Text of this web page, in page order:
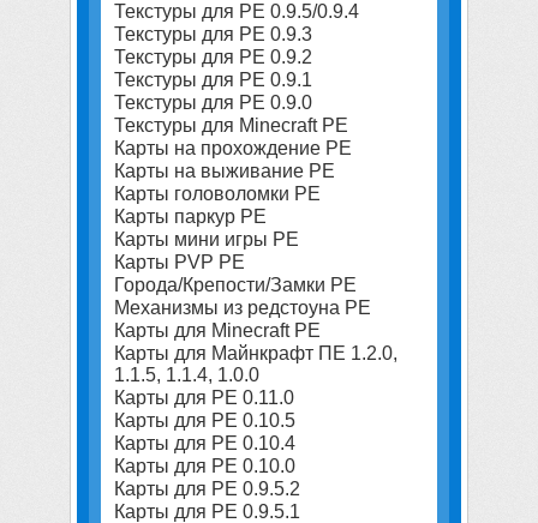
Текстуры для PE 0.9.5/0.9.4
Текстуры для PE 0.9.3
Текстуры для PE 0.9.2
Текстуры для PE 0.9.1
Текстуры для PE 0.9.0
Текстуры для Minecraft PE
Карты на прохождение PE
Карты на выживание PE
Карты головоломки PE
Карты паркур PE
Карты мини игры PE
Карты PVP PE
Города/Крепости/Замки PE
Механизмы из редстоуна PE
Карты для Minecraft PE
Карты для Майнкрафт ПЕ 1.2.0,
1.1.5, 1.1.4, 1.0.0
Карты для PE 0.11.0
Карты для PE 0.10.5
Карты для PE 0.10.4
Карты для PE 0.10.0
Карты для PE 0.9.5.2
Карты для PE 0.9.5.1